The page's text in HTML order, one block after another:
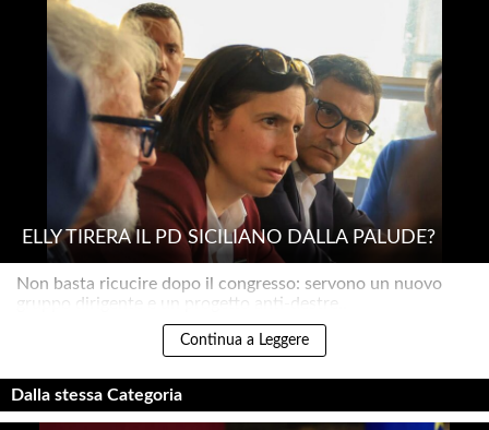
ELLY TIRERÀ IL PD SICILIANO DALLA PALUDE?
Non basta ricucire dopo il congresso: servono un nuovo
gruppo dirigente e un progetto anti-destre..
Continua a Leggere
Dalla stessa Categoria